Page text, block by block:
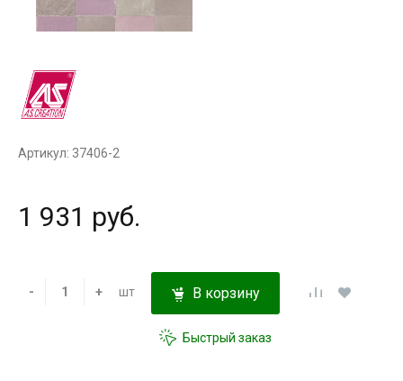
Артикул: 37406-2
1 931 руб.
- + шт В корзину
Быстрый заказ